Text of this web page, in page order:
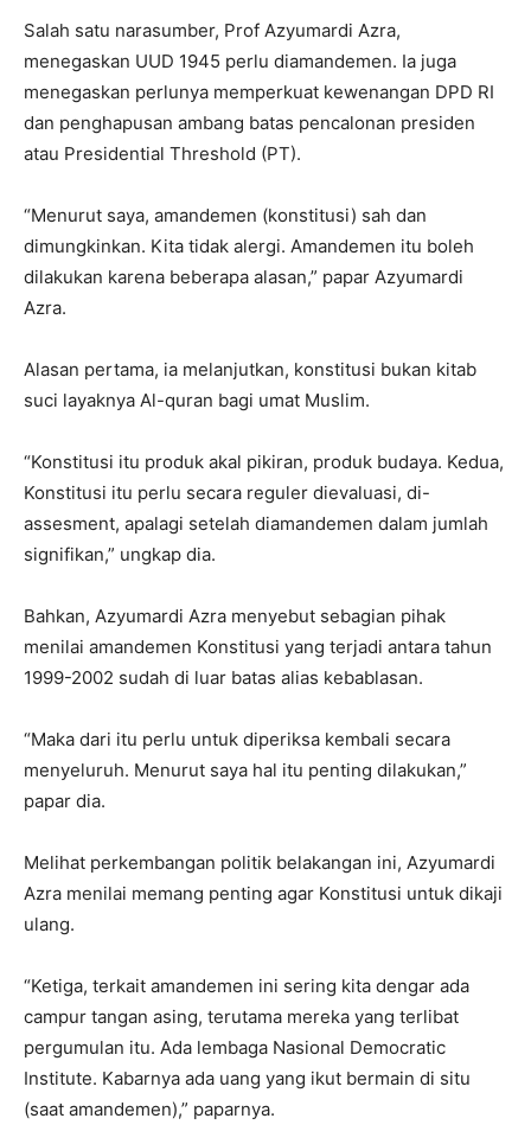
Salah satu narasumber, Prof Azyumardi Azra,
menegaskan UUD 1945 perlu diamandemen. Ia juga
menegaskan perlunya memperkuat kewenangan DPD RI
dan penghapusan ambang batas pencalonan presiden
atau Presidential Threshold (PT).
“Menurut saya, amandemen (konstitusi) sah dan
dimungkinkan. Kita tidak alergi. Amandemen itu boleh
dilakukan karena beberapa alasan,” papar Azyumardi
Azra.
Alasan pertama, ia melanjutkan, konstitusi bukan kitab
suci layaknya Al-quran bagi umat Muslim.
“Konstitusi itu produk akal pikiran, produk budaya. Kedua,
Konstitusi itu perlu secara reguler dievaluasi, di-
assesment, apalagi setelah diamandemen dalam jumlah
signifikan,” ungkap dia.
Bahkan, Azyumardi Azra menyebut sebagian pihak
menilai amandemen Konstitusi yang terjadi antara tahun
1999-2002 sudah di luar batas alias kebablasan.
“Maka dari itu perlu untuk diperiksa kembali secara
menyeluruh. Menurut saya hal itu penting dilakukan,”
papar dia.
Melihat perkembangan politik belakangan ini, Azyumardi
Azra menilai memang penting agar Konstitusi untuk dikaji
ulang.
“Ketiga, terkait amandemen ini sering kita dengar ada
campur tangan asing, terutama mereka yang terlibat
pergumulan itu. Ada lembaga Nasional Democratic
Institute. Kabarnya ada uang yang ikut bermain di situ
(saat amandemen),” paparnya.